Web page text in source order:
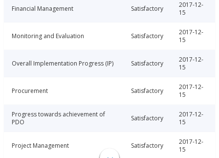
Financial Management Satisfactory
2017-12-
15
Monitoring and Evaluation Satisfactory
2017-12-
15
Overall Implementation Progress (IP) Satisfactory
2017-12-
15
Procurement Satisfactory
2017-12-
15
Progress towards achievement of
PDO
Satisfactory
2017-12-
15
Project Management Satisfactory
2017-12-
15